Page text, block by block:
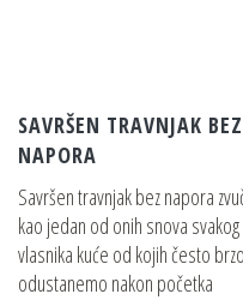
SAVRŠEN TRAVNJAK BEZ
NAPORA
Savršen travnjak bez napora
kao jedan od onih snova svakog
vlasnika kuće od kojih često brzo
odustanemo nakon početka